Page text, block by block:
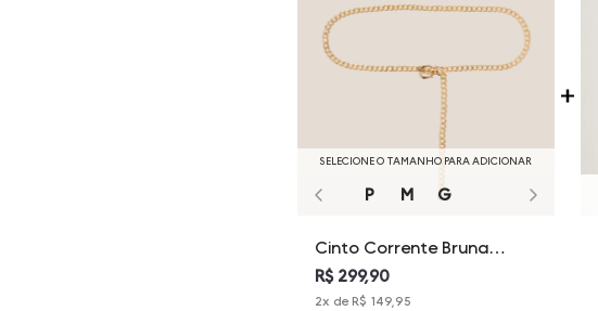
SELECIONE O TAMANHO PARA ADICIONAR
P M G
Cinto Corrente Bruna
Dudalina Feminina
R$ 299,90
2x de R$ 149,95